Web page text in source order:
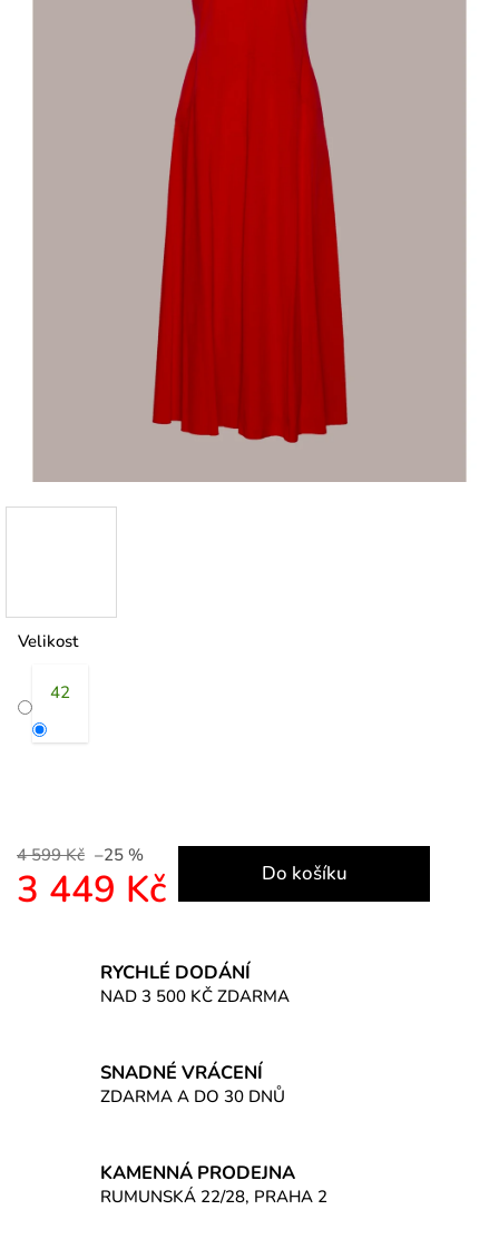
Velikost
42
4 599 Kč –25 %
3 449 Kč Do košíku
RYCHLÉ DODÁNÍ
NAD 3 500 KČ ZDARMA
SNADNÉ VRÁCENÍ
ZDARMA A DO 30 DNŮ
KAMENNÁ PRODEJNA
RUMUNSKÁ 22/28, PRAHA 2